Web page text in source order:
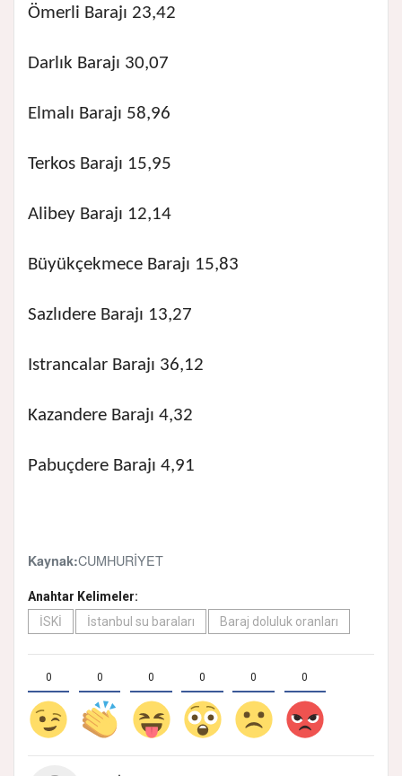
Ömerli Barajı 23,42
Darlık Barajı 30,07
Elmalı Barajı 58,96
Terkos Barajı 15,95
Alibey Barajı 12,14
Büyükçekmece Barajı 15,83
Sazlıdere Barajı 13,27
Istrancalar Barajı 36,12
Kazandere Barajı 4,32
Pabuçdere Barajı 4,91
Kaynak:CUMHURİYET
Anahtar Kelimeler:
İSKİ
İstanbul su baraları Baraj doluluk oranları
0 0 0 0 0 0